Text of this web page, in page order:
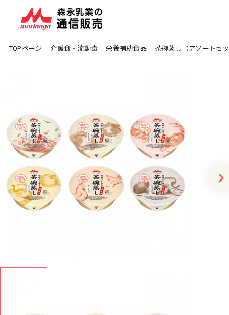
TOPページ 介護食・流動食 栄養補助食品 茶碗蒸し（アソートセ